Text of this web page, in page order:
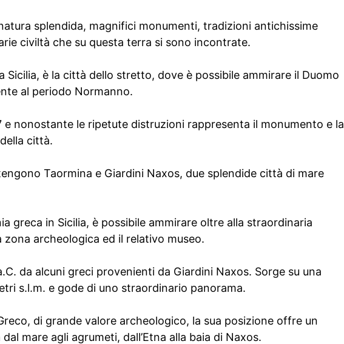
splendida, magnifici monumenti, tradizioni antichissime
civiltà che su questa terra si sono incontrate.
Sicilia, è la città dello stretto, dove è possibile ammirare il Duomo
al periodo Normanno.
e nonostante le ripetute distruzioni rappresenta il monumento e la
città.
Taormina e Giardini Naxos, due splendide città di mare
greca in Sicilia, è possibile ammirare oltre alla straordinaria
zona archeologica ed il relativo museo.
da alcuni greci provenienti da Giardini Naxos. Sorge su una
s.l.m. e gode di uno straordinario panorama.
di grande valore archeologico, la sua posizione offre un
mare agli agrumeti, dall’Etna alla baia di Naxos.